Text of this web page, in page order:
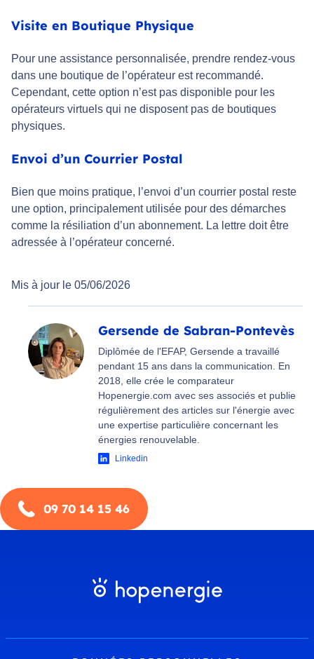
Visite en Boutique Physique
Pour une assistance personnalisée, prendre rendez-vous
dans une boutique de l’opérateur est recommandé.
Cependant, cette option n’est pas disponible pour les
opérateurs virtuels qui ne disposent pas de boutiques
physiques.
Envoi d’un Courrier Postal
Bien que moins pratique, l’envoi d’un courrier postal reste
une option, principalement utilisée pour des démarches
comme la résiliation d’un abonnement. La lettre doit être
adressée à l’opérateur concerné.
Mis à jour le 05/06/2026
Gersende de Sabran-Pontevès
Diplômée de l'EFAP, Gersende a travaillé
pendant 15 ans dans la communication. En
2018, elle crée le comparateur
Hopenergie.com avec ses associés et publie
régulièrement des articles sur l'énergie avec
une expertise particulière concernant les
énergies renouvelable.
Linkedin
09 70 14 15 46